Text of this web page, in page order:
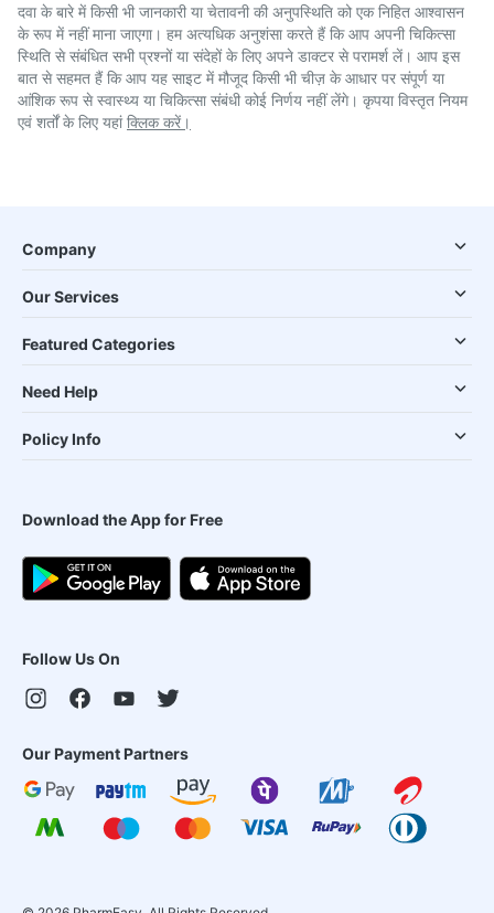
दवा के बारे में किसी भी जानकारी या चेतावनी की अनुपस्थिति को एक निहित आश्वासन
के रूप में नहीं माना जाएगा। हम अत्यधिक अनुशंसा करते हैं कि आप अपनी चिकित्सा
स्थिति से संबंधित सभी प्रश्नों या संदेहों के लिए अपने डाक्टर से परामर्श लें। आप इस
बात से सहमत हैं कि आप यह साइट में मौजूद किसी भी चीज़ के आधार पर संपूर्ण या
आंशिक रूप से स्वास्थ्य या चिकित्सा संबंधी कोई निर्णय नहीं लेंगे। कृपया विस्तृत नियम
एवं शर्तों के लिए यहांक्लिक करें।
Company
Our Services
Featured Categories
Need Help
Policy Info
Download the App for Free
Follow Us On
Our Payment Partners